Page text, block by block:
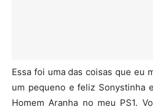
Essa foi uma das coisas que eu
um pequeno e feliz Sonystinha
Homem Aranha no meu PS1.